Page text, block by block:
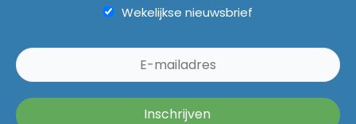
Wekelijkse nieuwsbrief